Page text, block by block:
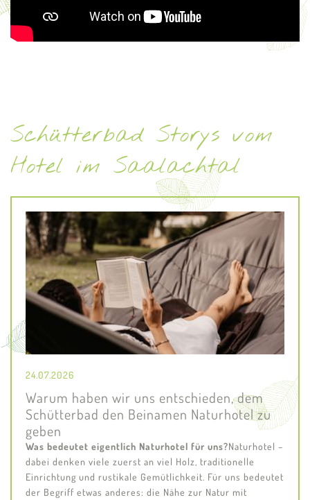
Schütterbad Storys vom
Hotel im Saalachtal
24.07.2026
Warum haben wir uns entschieden, dem
Schütterbad den Beinamen Naturhotel zu
geben
Was bedeutet eigentlich Naturhotel für uns?Naturhotel –
dabei denken viele zuerst an viel Holz, traditionelle
Einrichtung und rustikale Gemütlichkeit. Für uns bedeutet
der Begriff etwas anderes: die Nähe zur Natur mit